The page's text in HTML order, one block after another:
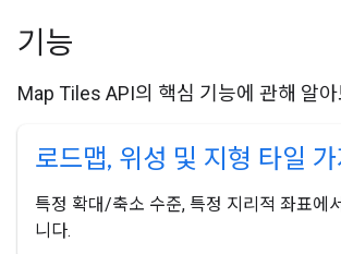
기능
Map Tiles API의 핵심 기능에 관해 알
로드맵, 위성 및 지형 타일 가
특정 확대/축소 수준, 특정 지리적 좌표에
니다.